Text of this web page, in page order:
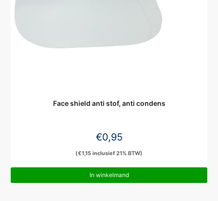
Face shield anti stof, anti condens
€0,95
(€1,15 inclusief 21% BTW)
In winkelmand